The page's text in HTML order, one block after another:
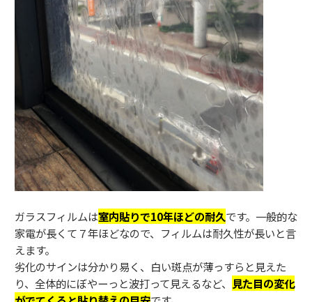
ガラスフィルムは室内貼りで10年ほどの耐久です。一般的な
家電が長くて７年ほどなので、フィルムは耐久性が長いと言
えます。
劣化のサインは分かり易く、白い斑点が薄っすらと見えた
り、全体的にぼやーっと波打って見えるなど、
見た目の変化